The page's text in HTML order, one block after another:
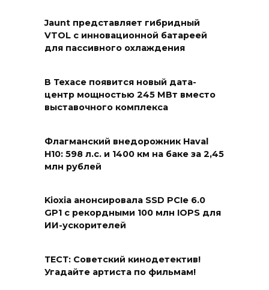
Jaunt представляет гибридный
VTOL с инновационной батареей
для пассивного охлаждения
В Техасе появится новый дата-
центр мощностью 245 МВт вместо
выставочного комплекса
Флагманский внедорожник Haval
H10: 598 л.с. и 1400 км на баке за 2,45
млн рублей
Kioxia анонсировала SSD PCIe 6.0
GP1 с рекордными 100 млн IOPS для
ИИ-ускорителей
ТЕСТ: Советский кинодетектив!
Угадайте артиста по фильмам!